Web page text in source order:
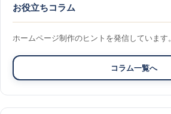
お役立ちコラム
ホームページ制作のヒントを発信しています。
コラム一覧へ